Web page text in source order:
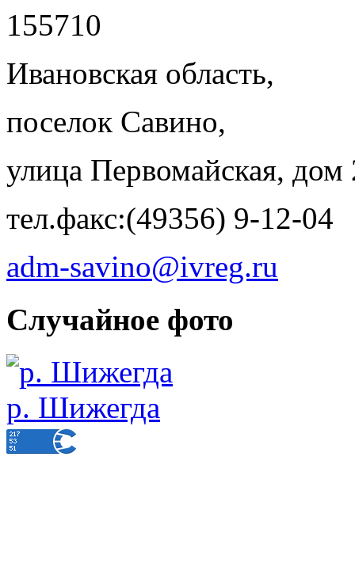
155710
Ивановская область,
поселок Савино,
улица Первомайская, дом
тел.факс:(49356) 9-12-04
adm-savino@ivreg.ru
Случайное фото
р. Шижегда